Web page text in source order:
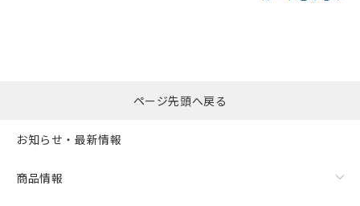
ページ先頭へ戻る
お知らせ・最新情報
商品情報